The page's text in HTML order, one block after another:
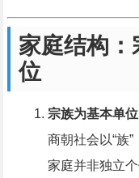
家庭结构：
位
宗族为基本单位
商朝社会以“族”
家庭并非独立